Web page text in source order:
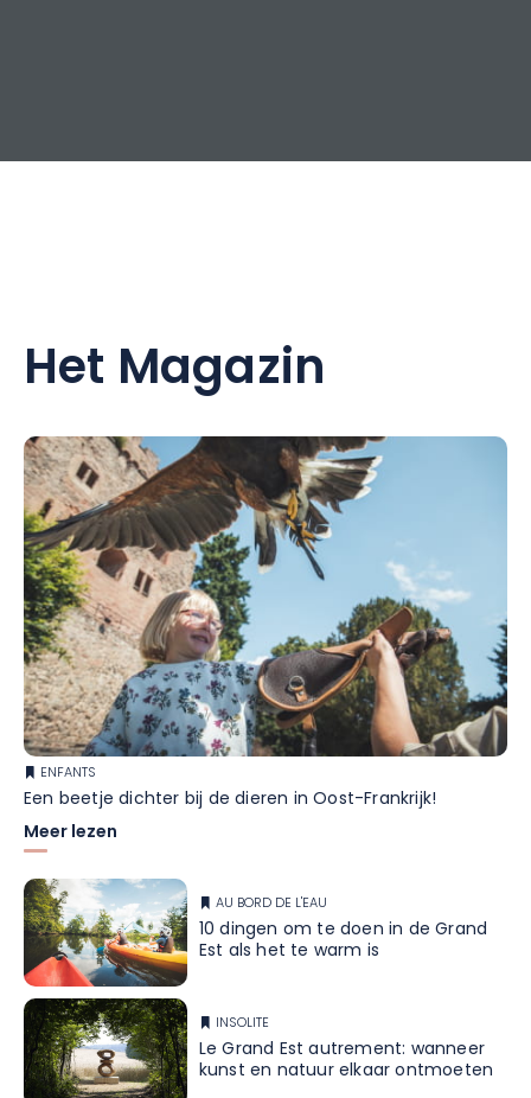
Het Magazin
ENFANTS
Een beetje dichter bij de dieren in Oost-Frankrijk!
Meer lezen
AU BORD DE L'EAU
10 dingen om te doen in de Grand
Est als het te warm is
INSOLITE
Le Grand Est autrement: wanneer
kunst en natuur elkaar ontmoeten